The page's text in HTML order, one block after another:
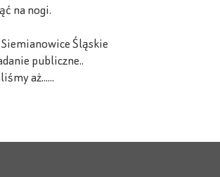
na nogi.
Śląskie
publiczne..
aż......